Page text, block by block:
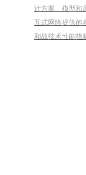
计方案、模型和
互式网络提供的
和战技术性能指